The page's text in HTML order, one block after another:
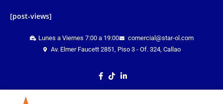
[post-views]
Lunes a Viernes 7:00 a 19:00
comercial@star-ol.com
Av. Elmer Faucett 2851, Piso 3 - Of. 324, Callao